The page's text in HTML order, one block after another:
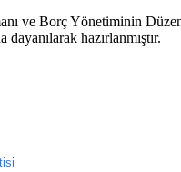
ve Borç Yönetiminin
hazırlanmıştır.